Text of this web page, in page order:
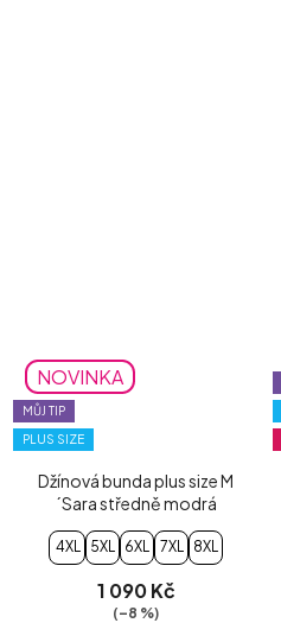
NOVINKA
MŮJ TIP
PLUS SIZE
Džínová bunda plus size M
´Sara středně modrá
4XL 5XL 6XL 7XL 8XL
1 090 Kč
(–8 %)